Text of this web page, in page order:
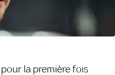
la première fois